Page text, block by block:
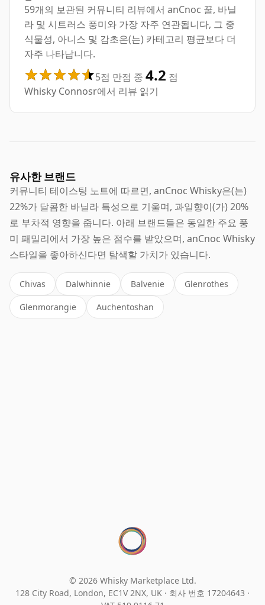
59개의 보관된 커뮤니티 리뷰에서 anCnoc 꿀, 바닐
라 및 시트러스 풍미와 가장 자주 연관됩니다, 그 중
식물성, 아니스 및 감초은(는) 카테고리 평균보다 더
자주 나타납니다.
5점 만점 중 4.2 점
Whisky Connosr에서 리뷰 읽기
유사한 브랜드
커뮤니티 테이스팅 노트에 따르면, anCnoc Whisky은(는)
22%가 달콤한 바닐라 특성으로 기울며, 과일향이(가) 20%
로 부차적 영향을 줍니다. 아래 브랜드들은 동일한 주요 풍
미 패밀리에서 가장 높은 점수를 받았으며, anCnoc Whisky
스타일을 좋아하신다면 탐색할 가치가 있습니다.
Chivas Dalwhinnie Balvenie Glenrothes
Glenmorangie Auchentoshan
© 2026 Whisky Marketplace Ltd.
128 City Road, London, EC1V 2NX, UK · 회사 번호 17204643 ·